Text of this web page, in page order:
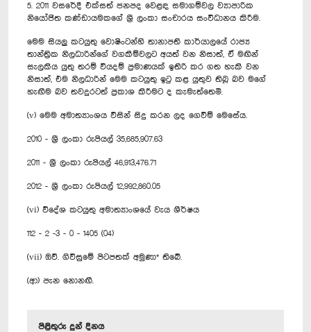
5. 2011 වසරේදී එක්සත් ජනපද වෙළඳ සමාගම්වල ව්‍යාපාරික
නියෝජිත කණ්ඩායමකගේ ශ්‍රී ලංකා සංචාරය සංවිධානය කිරීම.
මෙම සියලු කටයුතු වොෂිංටන්හි තානාපති කාර්යාලයේ රාජ්‍ය
තාන්ත්‍රික නිලධාරින්ගේ වගකීම්වලට අයත් වන නිසාත්, ඒ මඟින්
සැලකිය යුතු තරම් වියදම් ප්‍රමාණයක් ඉතිරි කර ගත හැකි වන
නිසාත්, එම නිලධාරින් මෙම කටයුතු ඉටු කළ යුතුව තිබූ බව මගේ
හැඟීම බව තවදුරටත් ප්‍රකාශ කිරීමට ද කැමැත්තෙමි.
(v) මෙම අමාත්‍යාංශය විසින් සිදු කරන ලද ගෙවීම් මෙසේය.
2010 - ශ්‍රී ලංකා රුපියල් 35,685,907.63
2011 - ශ්‍රී ලංකා රුපියල් 46,913,476.71
2012 - ශ්‍රී ලංකා රුපියල් 12,992,860.05
(vi) විදේශ කටයුතු අමාත්‍යාංශයේ වැය ශීර්ෂය
112 - 2 -3 - 0 - 1405 (04)
(vii) ඔව්. ගිවිසුමේ පිටපතක් අමුණා* තිබේ.
(ආ) පැන නොනඟී.
පිළිතුරු දුන් දිනය